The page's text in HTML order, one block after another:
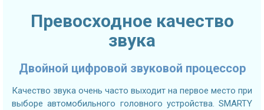
Превосходное качество
звука
Двойной цифровой звуковой процессор
Качество звука очень часто выходит на первое место при
выборе автомобильного головного устройства. SMARTY